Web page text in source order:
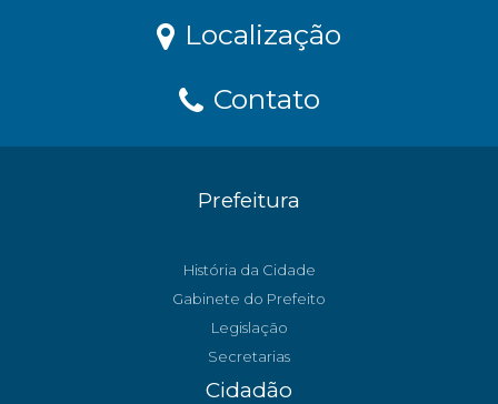
Localização
Contato
Prefeitura
História da Cidade
Gabinete do Prefeito
Legislação
Secretarias
Cidadão